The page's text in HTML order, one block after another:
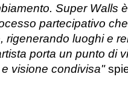
Super Walls
partecipativo
rigenerando luoghi e
porta un punto di
visione condivisa"